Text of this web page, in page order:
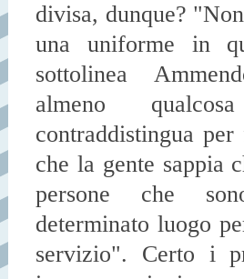
divisa, dunque?
una uniforme in
sottolinea
almeno
contraddistingua
che la gente sappia
persone che
determinato luogo
servizio". Certo i